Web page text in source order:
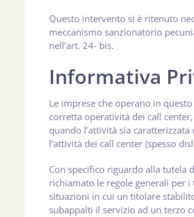
Questo intervento si è ritenuto
meccanismo sanzionatorio
nell’art. 24- bis.
Informativa
Le imprese che operano in
corretta operatività dei call
quando l’attività sia
l’attività dei call center (spesso
Con specifico riguardo alla tutela
richiamato le regole generali per
situazioni in cui un titolare
subappalti il servizio ad un terzo